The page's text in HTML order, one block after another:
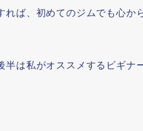
ば、初めてのジムでも心か
は私がオススメするビギナ